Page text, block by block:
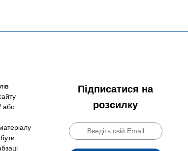
або
Підписатися на
розсилку